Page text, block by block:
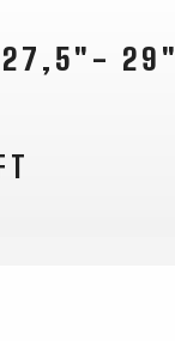
27,5"- 29"